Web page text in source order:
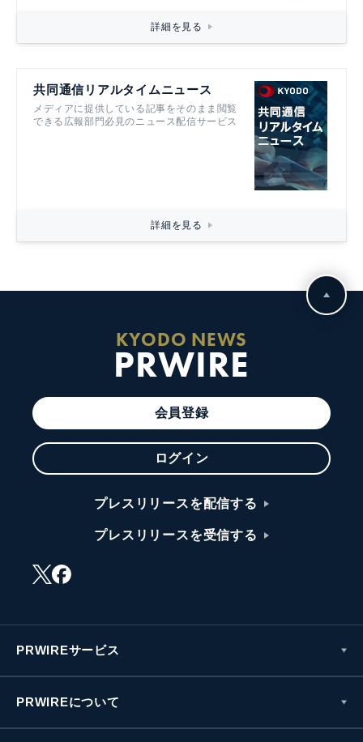
詳細を見る
共同通信リアルタイムニュース
メディアに提供している記事をそのまま閲覧
できる広報部門必見のニュース配信サービス
詳細を見る
KYODO NEWS
PRWIRE
会員登録
ログイン
プレスリリースを配信する
プレスリリースを受信する
PRWIREサービス
PRWIREについて